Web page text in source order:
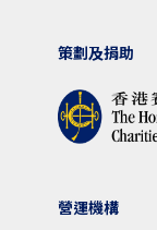
策劃及捐助
營運機構